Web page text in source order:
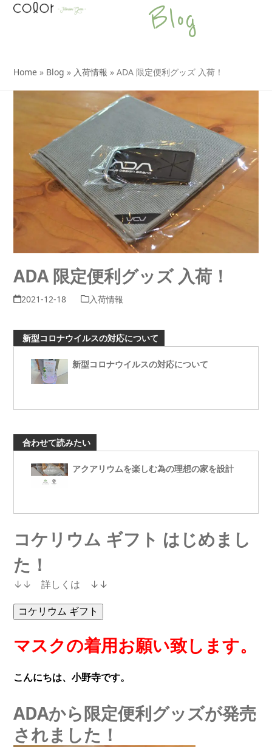
SkipOpen
Close
Blog
Home » Blog » 入荷情報 »ADA 限定便利グッズ 入荷！
ADA 限定便利グッズ 入荷！
2021-12-18 入荷情報
新型コロナウイルスの対応について
新型コロナウイルスの対応について
合わせて読みたい
アクアリウムを楽しむ為の理想の家を設計
コケリウム ギフト はじめまし
た！
↓↓ 詳しくは ↓↓
マスクの着用お願い致します。
こんにちは、小野寺です。
ADAから限定便利グッズが発売
されました！